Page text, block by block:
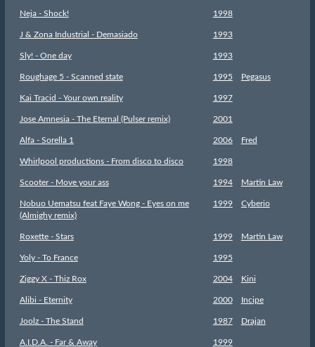
Neja - Shock! 1998
J & Zona Industrial - Demasiado 1993
Sly! - One day 1993
Roughage 5 - Scanned state 1995 Pegasus
Kai Tracid - Your own reality 1997
Jose Amnesia - The Eternal (Pulser remix) 2001
Alfa - Sorella 1 2006 Fred
Whirlpool productions - From disco to disco 1998
Scooter - Move your ass 1994 Martin Law
Nobuo Uematsu feat Faye Wong - Eyes on me
(Almighy remix)
1999 Cyberio
Roxette - Stars 1999 Martin Law
Yoly - To France 1995
Ziggy X - Thiz Rox 2004 Kini
Alibi - Eternity 2000 Incipe
Joolz - The Stand 1987 Drajan
A.I.D.A. - Far & Away 1999